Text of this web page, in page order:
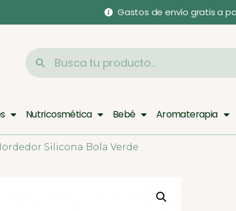
Gastos de envío gratis a
Nutricosmética Bebé Aromaterapia
Silicona Bola Verde